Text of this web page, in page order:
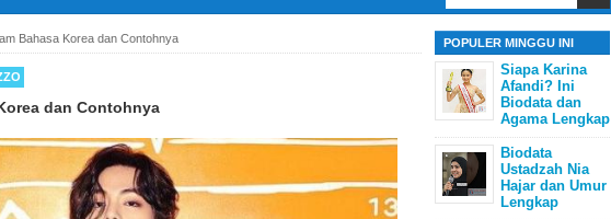
Bahasa Korea dan Contohnya
dan Contohnya
POPULER MINGGU INI
Siapa Karina
Afandi? Ini
Biodata dan
Agama Lengkap
Biodata
Ustadzah Nia
Hajar dan Umur
Lengkap